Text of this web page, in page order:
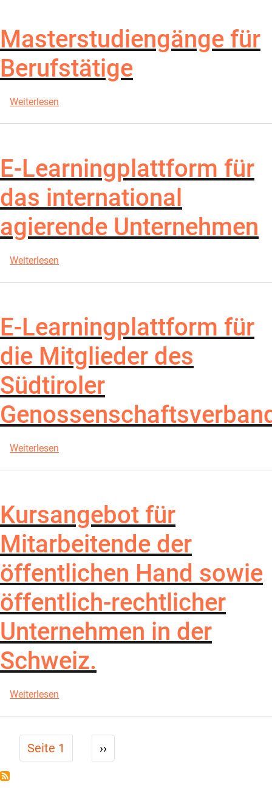
Masterstudiengänge für
Berufstätige
Weiterlesen
E-Learningplattform für
das international
agierende Unternehmen
Weiterlesen
E-Learningplattform für
die Mitglieder des
Südtiroler
Weiterlesen
Kursangebot für
Mitarbeitende der
öffentlichen Hand sowie
öffentlich-rechtlicher
Unternehmen in der
Schweiz.
Weiterlesen
Seitennummerierung
Seite 1 Nächste Seite
››